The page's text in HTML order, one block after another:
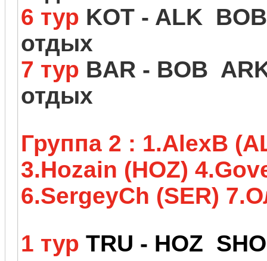
6 тур KOT - ALK
отдых
7 тур BAR - BOB
отдых
Группа 2 : 1.AlexB
3.Hozain (HOZ) 4
6.SergeyCh (SER)
1 тур TRU - HOZ